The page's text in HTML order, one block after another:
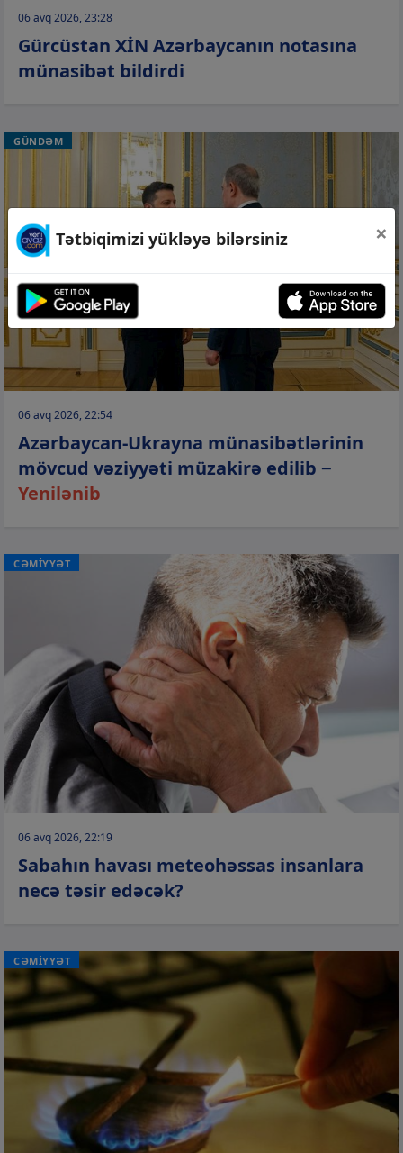
06 avq 2026, 23:28
Gürcüstan XİN Azərbaycanın notasına
münasibət bildirdi
GÜNDƏM
06 avq 2026, 22:54
Azərbaycan-Ukrayna münasibətlərinin
mövcud vəziyyəti müzakirə edilib −
Yenilənib
CƏMİYYƏT
06 avq 2026, 22:19
Sabahın havası meteohəssas insanlara
necə təsir edəcək?
CƏMİYYƏT
Tətbiqimizi yükləyə bilərsiniz ×